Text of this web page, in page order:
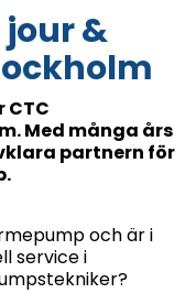
jour &
CTC
Med många års
partnern för
och är i
service i